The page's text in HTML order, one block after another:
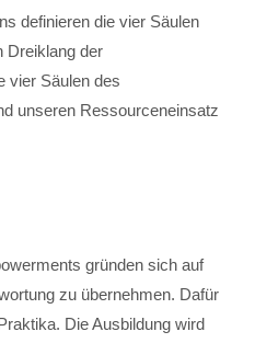
definieren die vier Säulen
Dreiklang der
vier Säulen des
unseren Ressourceneinsatz
gründen sich auf
zu übernehmen. Dafür
Die Ausbildung wird